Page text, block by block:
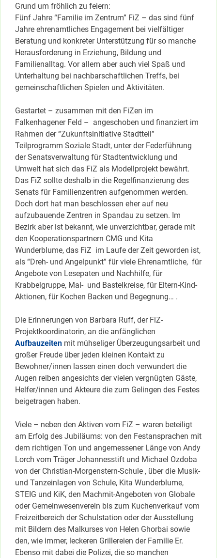
Grund um fröhlich zu feiern:
Fünf Jahre “Familie im Zentrum” FiZ – das sind fünf
Jahre ehrenamtliches Engagement bei vielfältiger
Beratung und konkreter Unterstützung für so manche
Herausforderung in Erziehung, Bildung und
Familienalltag. Vor allem aber auch viel Spaß und
Unterhaltung bei nachbarschaftlichen Treffs, bei
gemeinschaftlichen Spielen und Aktivitäten.
Gestartet – zusammen mit den FiZen im
Falkenhagener Feld – angeschoben und finanziert im
Rahmen der “Zukunftsinitiative Stadtteil”
Teilprogramm Soziale Stadt, unter der Federführung
der Senatsverwaltung für Stadtentwicklung und
Umwelt hat sich das FiZ als Modellprojekt bewährt.
Das FiZ sollte deshalb in die Regelfinanzierung des
Senats für Familienzentren aufgenommen werden.
Doch dort hat man beschlossen eher auf neu
aufzubauende Zentren in Spandau zu setzen. Im
Bezirk aber ist bekannt, wie unverzichtbar, gerade mit
den Kooperationspartnern CMG und Kita
Wunderblume, das FiZ im Laufe der Zeit geworden ist,
als “Dreh- und Angelpunkt” für viele Ehrenamtliche, für
Angebote von Lesepaten und Nachhilfe, für
Krabbelgruppe, Mal- und Bastelkreise, für Eltern-Kind-
Aktionen, für Kochen Backen und Begegnung… .
Die Erinnerungen von Barbara Ruff, der FiZ-
Projektkoordinatorin, an die anfänglichen
Aufbauzeiten mit mühseliger Überzeugungsarbeit und
großer Freude über jeden kleinen Kontakt zu
Bewohner/innen lassen einen doch verwundert die
Augen reiben angesichts der vielen vergnügten Gäste,
Helfer/innen und Akteure die zum Gelingen des Festes
beigetragen haben.
Viele – neben den Aktiven vom FiZ – waren beteiligt
am Erfolg des Jubiläums: von den Festansprachen mit
dem richtigen Ton und angemessener Länge von Andy
Lorch vom Träger Johannesstift und Michael Ozdoba
von der Christian-Morgenstern-Schule , über die Musik-
und Tanzeinlagen von Schule, Kita Wunderblume,
STEIG und KiK, den Machmit-Angeboten von Globale
oder Gemeinwesenverein bis zum Kuchenverkauf vom
Freizeitbereich der Schulstation oder der Ausstellung
mit Bildern des Malkurses von Helen Ghorbai sowie
den, wie immer, leckeren Grillereien der Familie Er.
Ebenso mit dabei die Polizei, die so manchen